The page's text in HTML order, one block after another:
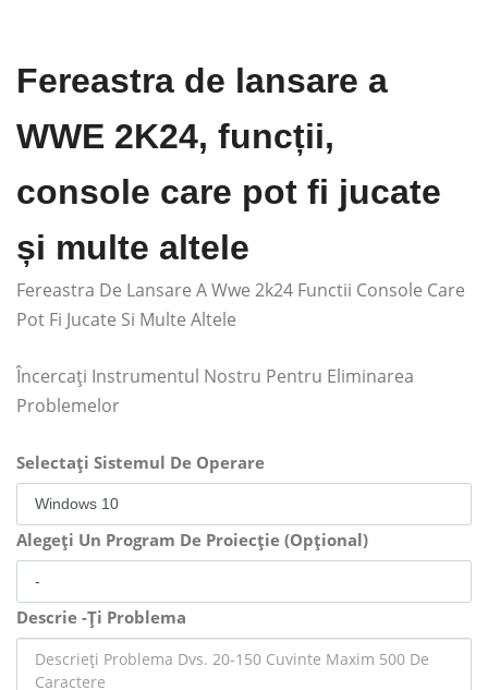
Fereastra de lansare a
WWE 2K24, funcții,
console care pot fi jucate
și multe altele
Fereastra De Lansare A Wwe 2k24 Functii Console Care
Pot Fi Jucate Si Multe Altele
Încercați Instrumentul Nostru Pentru Eliminarea
Problemelor
Selectați Sistemul De Operare
Alegeți Un Program De Proiecție (Opțional)
Descrie -Ți Problema